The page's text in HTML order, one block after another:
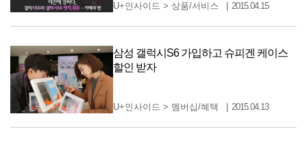
U+인사이드 >상품/서비스 2015.04.15
삼성 갤럭시S6 가입하고 슈피겐 케이스
할인 받자
U+인사이드 > 멤버십/혜택 2015.04.13